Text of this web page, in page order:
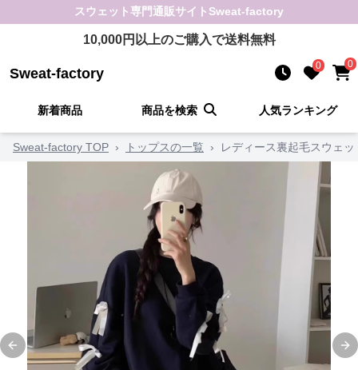
スウェット専門通販サイト Sweat-factory
10,000円以上のご購入で送料無料
Sweat-factory 0 0
新着商品 商品を検索 人気ランキング
Sweat-factory TOP › トップスの一覧 › レディース裏起毛スウェ
Previous slide